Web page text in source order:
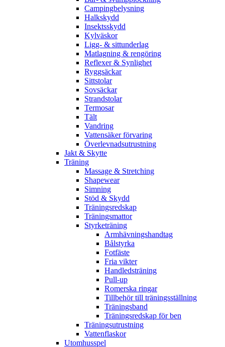
Campingbelysning
Halkskydd
Insektsskydd
Kylväskor
Ligg- & sittunderlag
Matlagning & rengöring
Reflexer & Synlighet
Ryggsäckar
Sittstolar
Sovsäckar
Strandstolar
Termosar
Tält
Vandring
Vattensäker förvaring
Överlevnadsutrustning
Jakt & Skytte
Träning
Massage & Stretching
Shapewear
Simning
Stöd & Skydd
Träningsredskap
Träningsmattor
Styrketräning
Armhävningshandtag
Bålstyrka
Fotfäste
Fria vikter
Handledsträning
Pull-up
Romerska ringar
Tillbehör till träningsställning
Träningsband
Träningsredskap för ben
Träningsutrustning
Vattenflaskor
Utomhusspel